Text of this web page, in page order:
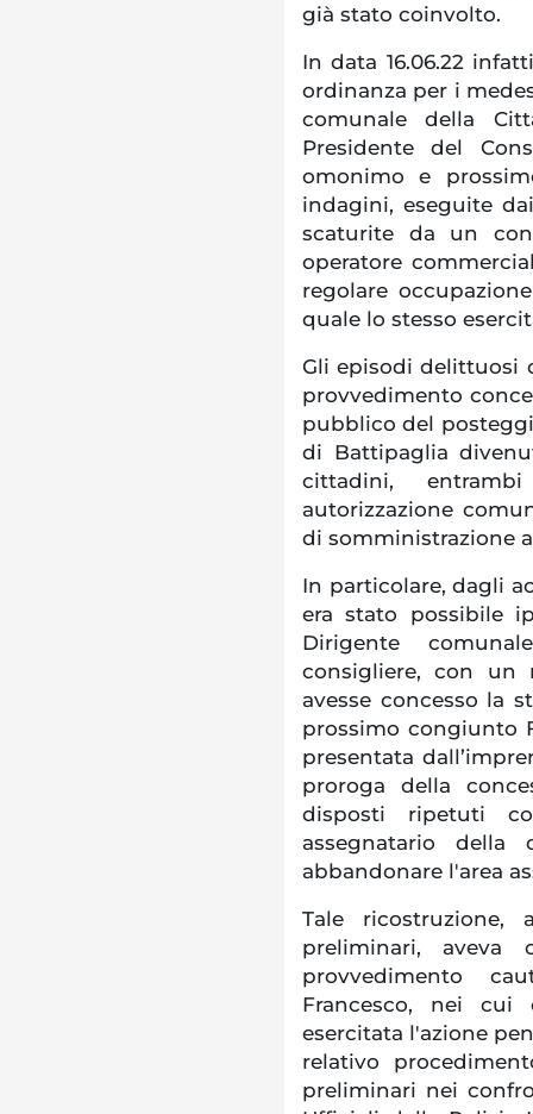
già stato coinvolto.
In data 16.06.22
ordinanza per i
comunale della
Presidente del
omonimo e
indagini, eseguite
scaturite da un
operatore
regolare
quale lo stesso
Gli episodi delittuosi
provvedimento
pubblico del
di Battipaglia
cittadini,
autorizzazione
di somministrazione
In particolare, dagli
era stato possibile
Dirigente
consigliere, con un
avesse concesso la
prossimo congiunto
presentata
proroga della
disposti ripetuti
assegnatario
abbandonare l'area
Tale
preliminari, aveva
provvedimento
Francesco, nei cui
esercitata l'azione
relativo
preliminari nei